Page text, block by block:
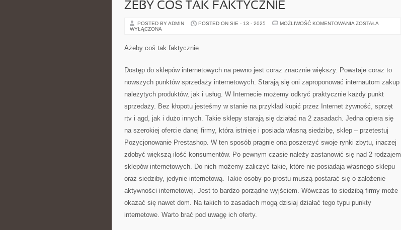
ŻEBY COŚ TAK FAKTYCZNIE
POSTED BY ADMIN POSTED ON SIE - 13 - 2025 MOŻLIWOŚĆ KOMENTOWANIA ŻEBY
ZOSTAŁA
WYŁĄCZONA
Ażeby coś tak faktycznie
Dostęp do sklepów internetowych na pewno jest coraz znacznie większy. Powstaje coraz to
nowszych punktów sprzedaży internetowych. Starają się oni zaproponować internautom zakup
należytych produktów, jak i usług. W Internecie możemy odkryć praktycznie każdy punkt
sprzedaży. Bez kłopotu jesteśmy w stanie na przykład kupić przez Internet żywność, sprzęt
rtv i agd, jak i dużo innych. Takie sklepy starają się działać na 2 zasadach. Jedna opiera się
na szerokiej ofercie danej firmy, która istnieje i posiada własną siedzibę, sklep – przetestuj
Pozycjonowanie Prestashop. W ten sposób pragnie ona poszerzyć swoje rynki zbytu, inaczej
zdobyć większą ilość konsumentów. Po pewnym czasie należy zastanowić się nad 2 rodzajem
sklepów internetowych. Do nich możemy zaliczyć takie, które nie posiadają własnego sklepu
oraz siedziby, jedynie internetową. Takie osoby po prostu muszą postarać się o założenie
aktywności internetowej. Jest to bardzo porządne wyjściem. Wówczas to siedzibą firmy może
okazać się nawet dom. Na takich to zasadach mogą dzisiaj działać tego typu punkty
internetowe. Warto brać pod uwagę ich oferty.